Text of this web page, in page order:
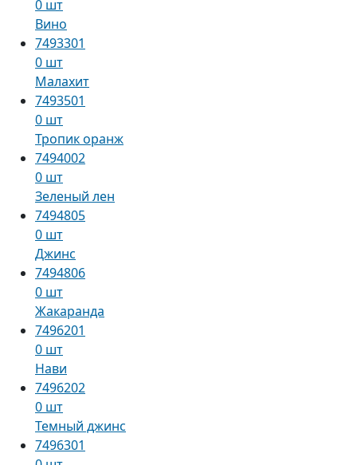
0 шт
Вино
7493301
0 шт
Малахит
7493501
0 шт
Тропик оранж
7494002
0 шт
Зеленый лен
7494805
0 шт
Джинс
7494806
0 шт
Жакаранда
7496201
0 шт
Нави
7496202
0 шт
Темный джинс
7496301